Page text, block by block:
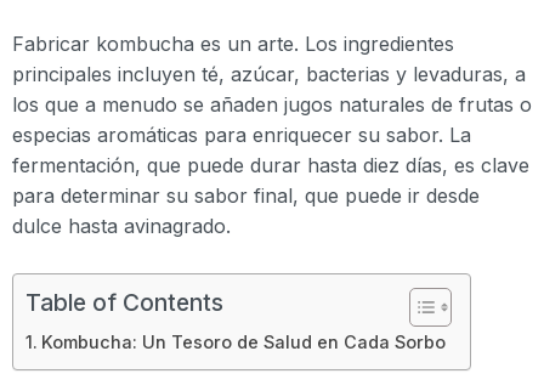
Fabricar kombucha es un arte. Los ingredientes
principales incluyen té, azúcar, bacterias y levaduras, a
los que a menudo se añaden jugos naturales de frutas o
especias aromáticas para enriquecer su sabor. La
fermentación, que puede durar hasta diez días, es clave
para determinar su sabor final, que puede ir desde
dulce hasta avinagrado.
Table of Contents
Kombucha: Un Tesoro de Salud en Cada Sorbo